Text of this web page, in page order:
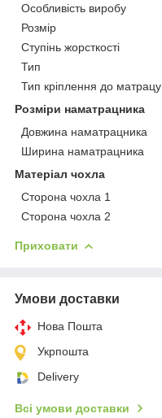
Особливість виробу
Розмір
Ступінь жорсткості
Тип
Тип кріплення до матрацу
Розміри наматрацника
Довжина наматрацника
Ширина наматрацника
Матеріал чохла
Сторона чохла 1
Сторона чохла 2
Приховати
Умови доставки
Нова Пошта
Укрпошта
Delivery
Всі умови доставки